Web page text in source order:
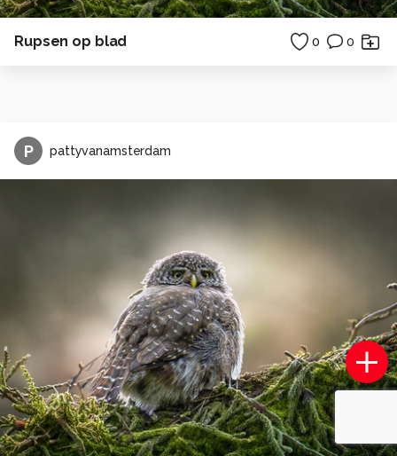
Rupsen op blad 0 0
P pattyvanamsterdam